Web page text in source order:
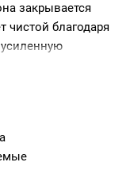
закрывается
чистой благодаря
воды